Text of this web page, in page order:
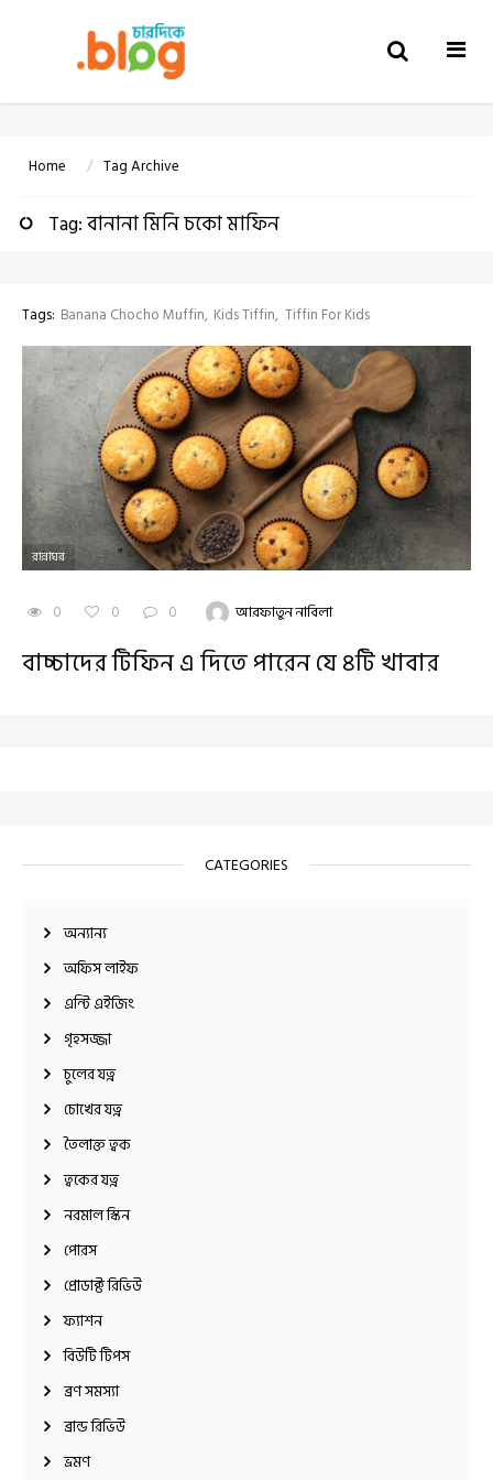
CATEGORIES
অন্যান্য
অফিস লাইফ
এন্টি এইজিং
গৃহসজ্জা
চুলের যত্ন
চোখের যত্ন
তৈলাক্ত ত্বক
ত্বকের যত্ন
নরমাল স্কিন
পোরস
প্রোডাক্ট রিভিউ
ফ্যাশন
বিউটি টিপস
ব্রণ সমস্যা
ব্রান্ড রিভিউ
ভ্রমণ
Home Tag Archive
Tag: বানানা মিনি চকো মাফিন
Tags: Banana Chocho Muffin Kids Tiffin Tiffin For Kids
রান্নাঘর
0 0 0 আরফাতুন নাবিলা
বাচ্চাদের টিফিন এ দিতে পারেন যে ৪টি খাবার